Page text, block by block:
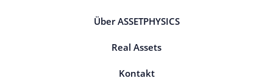
Über ASSETPHYSICS
Real Assets
Kontakt